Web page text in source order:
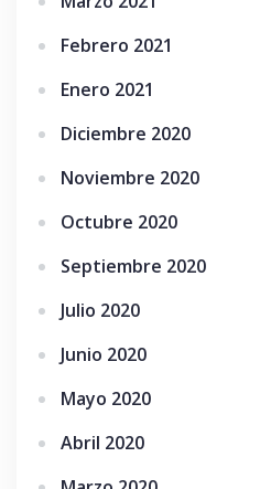
Febrero 2021
Enero 2021
Diciembre 2020
Noviembre 2020
Octubre 2020
Septiembre 2020
Julio 2020
Junio 2020
Mayo 2020
Abril 2020